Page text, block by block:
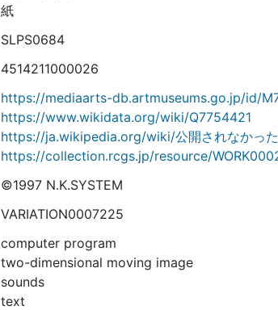
紙
SLPS0684
4514211000026
https://mediaarts-db.artmuseums.go.jp/id/
https://www.wikidata.org/wiki/Q7754421
https://ja.wikipedia.org/wiki/公開されなかっ
https://collection.rcgs.jp/resource/
©1997 N.K.SYSTEM
VARIATION0007225
computer program
two-dimensional moving image
sounds
text